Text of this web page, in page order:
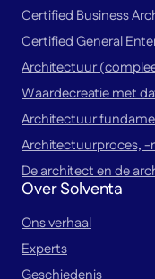
Certified Business
Certified General
Architectuur
Waardecreatie met
Architectuur
Architectuurproces,
De architect en de
Over Solventa
Ons verhaal
Experts
Geschiedenis